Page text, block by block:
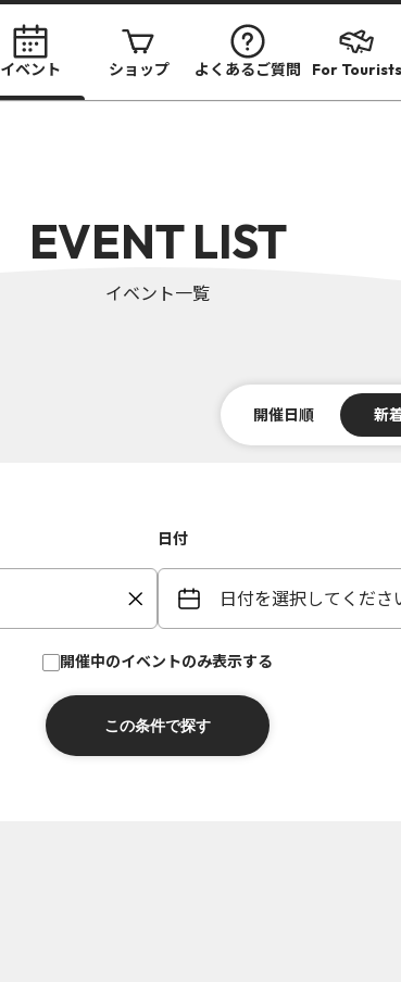
イベント ショップ よくあるご質問 For Tourists
EVENT LIST
イベント一覧
開催日順 新
日付
日付を選択してくださ
開催中のイベントのみ表示する